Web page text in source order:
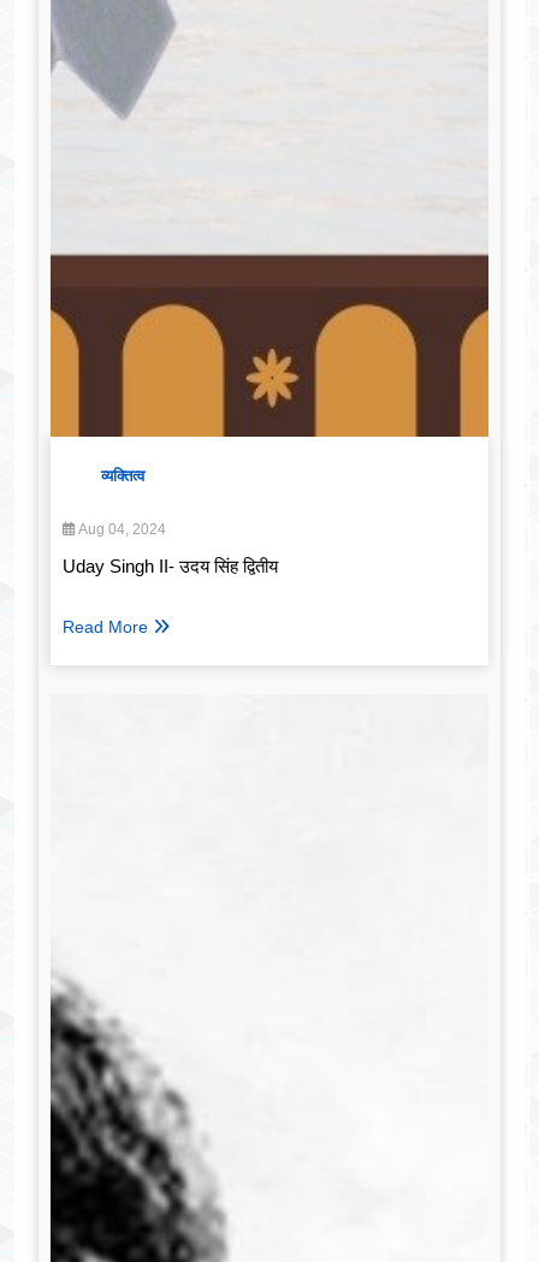
व्यक्तित्व
Aug 04, 2024
Uday Singh II- उदय सिंह द्वितीय
Read More